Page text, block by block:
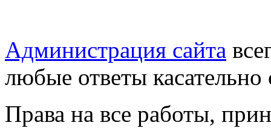
Администрация сайта
любые ответы касательно
Права на все работы,